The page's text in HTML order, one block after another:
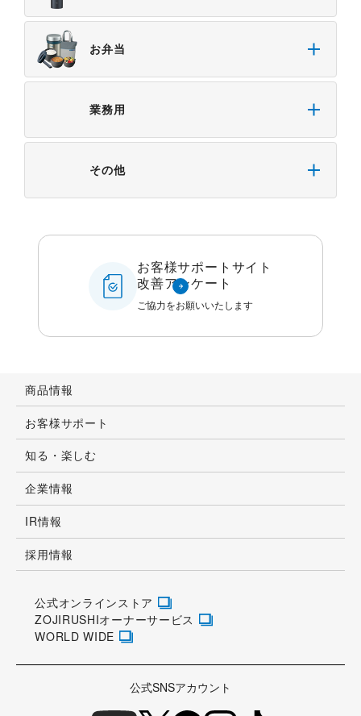
お弁当
業務用
その他
お客様サポートサイト
改善アンケート
ご協力をお願いいたします
商品情報
お客様サポート
知る・楽しむ
企業情報
IR情報
採用情報
公式オンラインストア
ZOJIRUSHIオーナーサービス
WORLD WIDE
公式SNSアカウント